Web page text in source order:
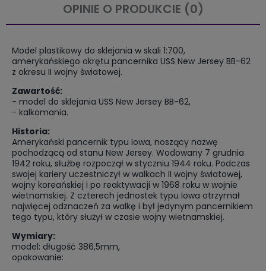
OPINIE O PRODUKCIE (0)
Model plastikowy do sklejania w skali 1:700,
amerykańskiego okrętu pancernika USS New Jersey BB-62
z okresu II wojny światowej.
Zawartość:
- model do sklejania USS New Jersey BB-62,
- kalkomania.
Historia:
Amerykański pancernik typu Iowa, noszący nazwę
pochodzącą od stanu New Jersey. Wodowany 7 grudnia
1942 roku, służbę rozpoczął w styczniu 1944 roku. Podczas
swojej kariery uczestniczył w walkach II wojny światowej,
wojny koreańskiej i po reaktywacji w 1968 roku w wojnie
wietnamskiej. Z czterech jednostek typu Iowa otrzymał
najwięcej odznaczeń za walkę i był jedynym pancernikiem
tego typu, który służył w czasie wojny wietnamskiej.
Wymiary:
model: długość 386,5mm,
opakowanie: